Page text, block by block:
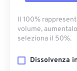
Il 100%
volume,
seleziona il 50%.
Dissolvenza